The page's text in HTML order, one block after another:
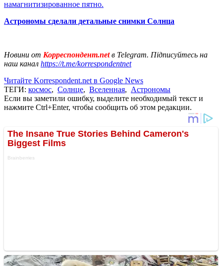
намагнитизированное пятно.
Астрономы сделали детальные снимки Солнца
Новини от Корреспондент.netв Telegram. Підписуйтесь на
наш канал https://t.me/korrespondentnet
Читайте Korrespondent.net в Google News
ТЕГИ: космос, Солнце, Вселенная, Астрономы
Если вы заметили ошибку, выделите необходимый текст и
нажмите Ctrl+Enter, чтобы сообщить об этом редакции.